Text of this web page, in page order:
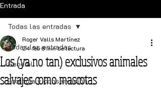
Entrada
Todas las entradas
General
Ecología y conservación
Todas las entradas
Los (ya no tan) exclusivos animales
salvajes como mascotas
Roger Valls Martínez
24 feb 8 min de lectura